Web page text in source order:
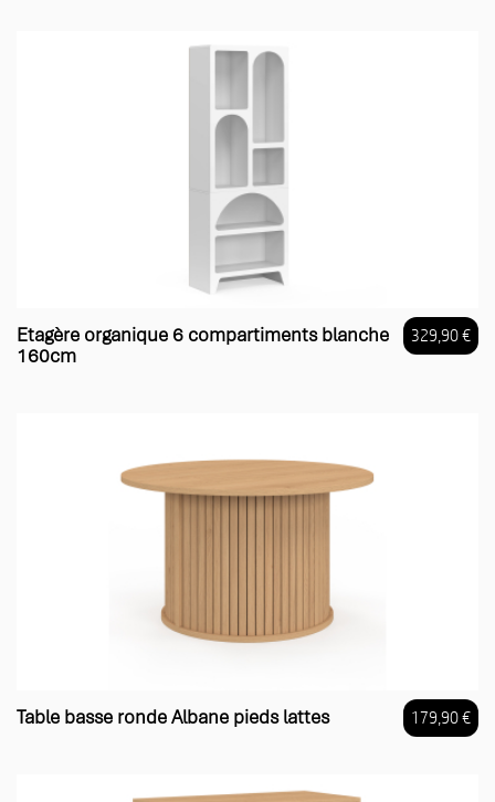
Etagère organique 6 compartiments blanche
160cm
Prix
329,90 €
Table basse ronde Albane pieds lattes
Prix
179,90 €